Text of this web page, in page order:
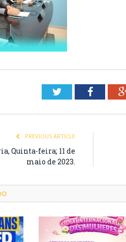
Twitter
PREVIOUS ARTICLE
Quinta-feira; 11 de
maio de 2023.